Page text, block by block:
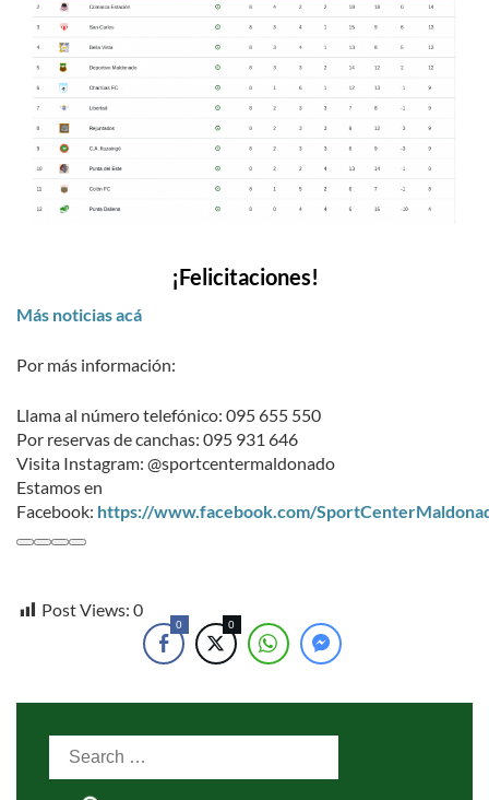
¡Felicitaciones!
Más noticias acá
Por más información:
Llama al número telefónico: 095 655 550
Por reservas de canchas: 095 931 646
Visita Instagram: @sportcentermaldonado
Estamos en
Facebook: https://www.facebook.com/
Post Views: 0
0 0
Search
for: